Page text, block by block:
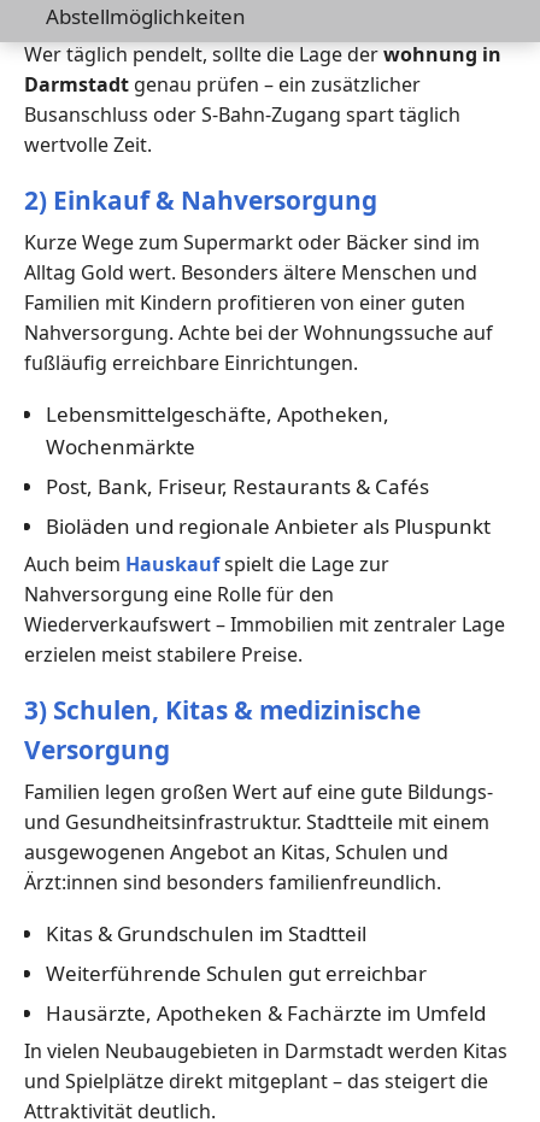
Abstellmöglichkeiten
Wer täglich pendelt, sollte die Lage derwohnung in
Darmstadt genau prüfen – ein zusätzlicher
Busanschluss oder S-Bahn-Zugang spart täglich
wertvolle Zeit.
2) Einkauf & Nahversorgung
Kurze Wege zum Supermarkt oder Bäcker sind im
Alltag Gold wert. Besonders ältere Menschen und
Familien mit Kindern profitieren von einer guten
Nahversorgung. Achte bei der Wohnungssuche auf
fußläufig erreichbare Einrichtungen.
Lebensmittelgeschäfte, Apotheken,
Wochenmärkte
Post, Bank, Friseur, Restaurants & Cafés
Bioläden und regionale Anbieter als Pluspunkt
Auch beim Hauskaufspielt die Lage zur
Nahversorgung eine Rolle für den
Wiederverkaufswert – Immobilien mit zentraler Lage
erzielen meist stabilere Preise.
3) Schulen, Kitas & medizinische
Versorgung
Familien legen großen Wert auf eine gute Bildungs-
und Gesundheitsinfrastruktur. Stadtteile mit einem
ausgewogenen Angebot an Kitas, Schulen und
Ärzt:innen sind besonders familienfreundlich.
Kitas & Grundschulen im Stadtteil
Weiterführende Schulen gut erreichbar
Hausärzte, Apotheken & Fachärzte im Umfeld
In vielen Neubaugebieten in Darmstadt werden Kitas
und Spielplätze direkt mitgeplant – das steigert die
Attraktivität deutlich.